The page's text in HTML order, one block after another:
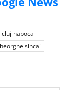
cluj-napoca
sincai